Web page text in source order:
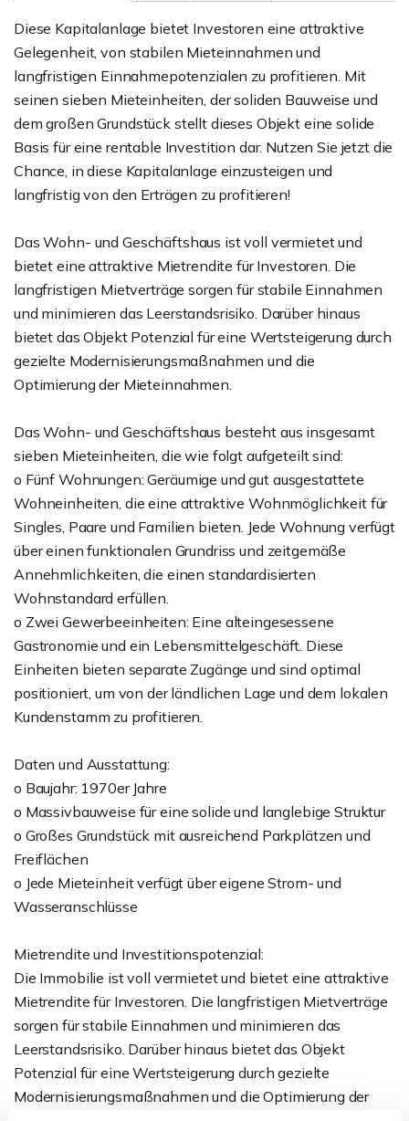
Diese Kapitalanlage bietet Investoren eine attraktive
Gelegenheit, von stabilen Mieteinnahmen und
langfristigen Einnahmepotenzialen zu profitieren. Mit
seinen sieben Mieteinheiten, der soliden Bauweise und
dem großen Grundstück stellt dieses Objekt eine solide
Basis für eine rentable Investition dar. Nutzen Sie jetzt die
Chance, in diese Kapitalanlage einzusteigen und
langfristig von den Erträgen zu profitieren!
Das Wohn- und Geschäftshaus ist voll vermietet und
bietet eine attraktive Mietrendite für Investoren. Die
langfristigen Mietverträge sorgen für stabile Einnahmen
und minimieren das Leerstandsrisiko. Darüber hinaus
bietet das Objekt Potenzial für eine Wertsteigerung durch
gezielte Modernisierungsmaßnahmen und die
Optimierung der Mieteinnahmen.
Das Wohn- und Geschäftshaus besteht aus insgesamt
sieben Mieteinheiten, die wie folgt aufgeteilt sind:
o Fünf Wohnungen: Geräumige und gut ausgestattete
Wohneinheiten, die eine attraktive Wohnmöglichkeit für
Singles, Paare und Familien bieten. Jede Wohnung verfügt
über einen funktionalen Grundriss und zeitgemäße
Annehmlichkeiten, die einen standardisierten
Wohnstandard erfüllen.
o Zwei Gewerbeeinheiten: Eine alteingesessene
Gastronomie und ein Lebensmittelgeschäft. Diese
Einheiten bieten separate Zugänge und sind optimal
positioniert, um von der ländlichen Lage und dem lokalen
Kundenstamm zu profitieren.
Daten und Ausstattung:
o Baujahr: 1970er Jahre
o Massivbauweise für eine solide und langlebige Struktur
o Großes Grundstück mit ausreichend Parkplätzen und
Freiflächen
o Jede Mieteinheit verfügt über eigene Strom- und
Wasseranschlüsse
Mietrendite und Investitionspotenzial:
Die Immobilie ist voll vermietet und bietet eine attraktive
Mietrendite für Investoren. Die langfristigen Mietverträge
sorgen für stabile Einnahmen und minimieren das
Leerstandsrisiko. Darüber hinaus bietet das Objekt
Potenzial für eine Wertsteigerung durch gezielte
Modernisierungsmaßnahmen und die Optimierung der